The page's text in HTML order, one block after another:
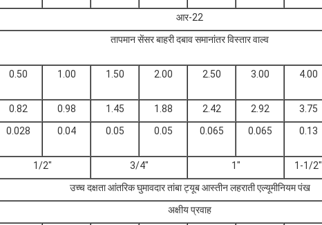
आर-22
तापमान सेंसर बाहरी दबाव समानांतर विस्तार वाल्व
0.50 1.00 1.50 2.00 2.50 3.00 4.00
0.82 0.98 1.45 1.88 2.42 2.92 3.75
0.028 0.04 0.05 0.05 0.065 0.065 0.13
1/2" 3/4" 1" 1-1/2"
उच्च दक्षता आंतरिक घुमावदार तांबा ट्यूब आस्तीन लहराती एल्यूमीनियम पंख
अक्षीय प्रवाह